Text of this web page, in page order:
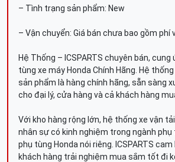
– Tình trạng sản phẩm: New
– Vận chuyển: Giá bán chưa bao gồm phí
Hệ Thống – ICSPARTS chuyên bán, cung
tùng xe máy Honda Chính Hãng. Hệ
sản phẩm là hàng chính hãng, sẵn sàng
cho đại lý, cửa hàng và cả khách hàng
Với kho hàng rộng lớn, hệ thống xe vận
nhân sự có kinh nghiệm trong ngành phụ
phụ tùng Honda nói riêng. ICSPARTS
khách hàng trải nghiệm mua sắm tốt đi